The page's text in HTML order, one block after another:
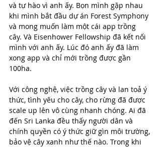
và tự hào vì anh ấy. Bọn mình gặp nhau
khi mình bắt đầu dự án Forest Symphony
và mong muốn làm một cái app trồng
cây. Và Eisenhower Fellowship đã kết nối
mình với anh ấy. Lúc đó anh ấy đã làm
xong app và chỉ mới trồng được gần
100ha.
Với công nghệ, việc trồng cây và lan toả ý
thức, tình yêu cho cây, cho rừng đã được
scale up lên vô cùng nhanh chóng. Ai đã
đến Sri Lanka đều thấy người dân và
chính quyền có ý thức giữ gìn môi trường,
bảo vệ cây xanh như thế nào. Trong khi